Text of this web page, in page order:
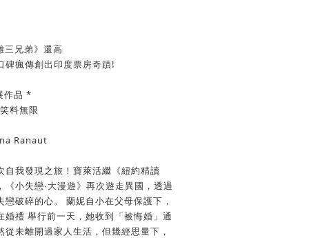
三兄弟》還高
碑瘋傳創出印度票房奇蹟!
作品 *
料無限
Ranaut
自我發現之旅！寶萊活繼《紐約精讀
小失戀∙大漫遊》再次遊走異國，透過
破碎的心。 蘭妮自小在父母保護下，
婚禮 舉行前一天，她收到「被悔婚」通
未離開過家人生活，但幾經思量下，